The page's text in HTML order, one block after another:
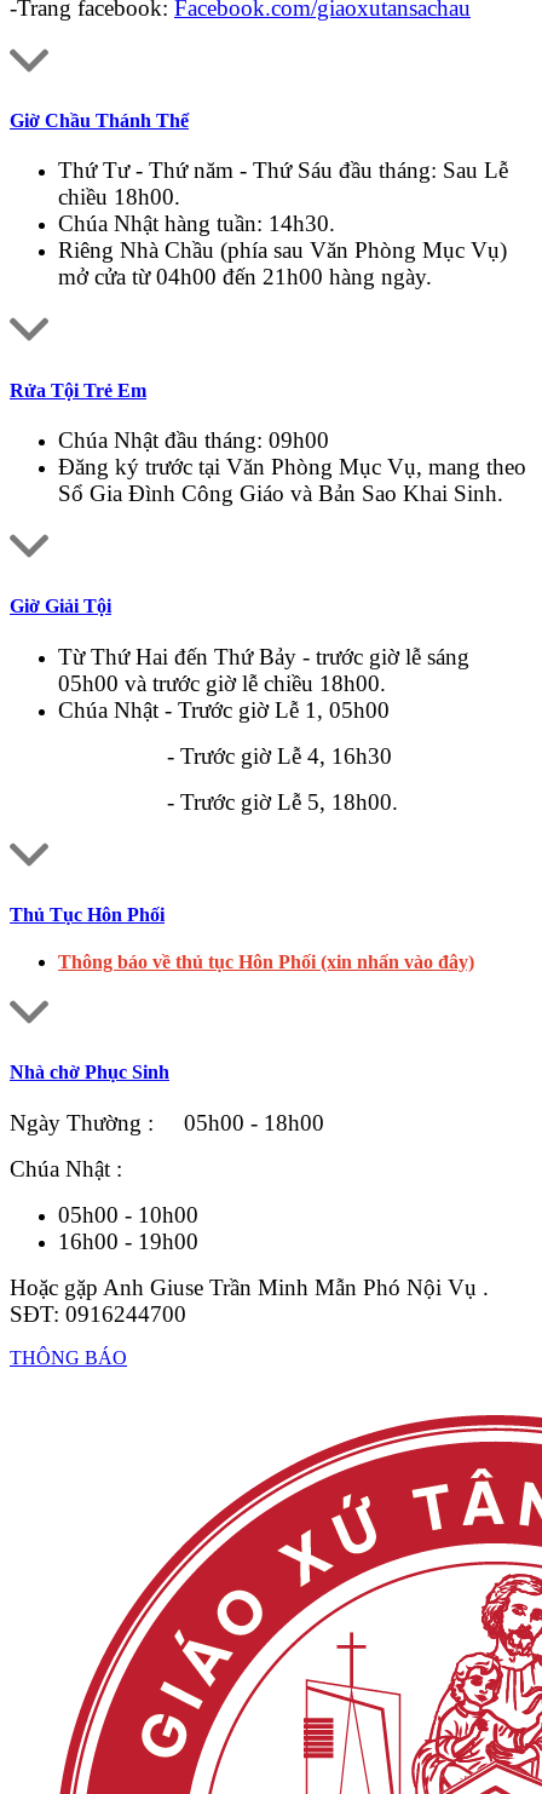
-Trang facebook: Facebook.com/giaoxutansachau
Giờ Chầu Thánh Thể
Thứ Tư - Thứ năm - Thứ Sáu đầu tháng: Sau Lễ
chiều 18h00.
Chúa Nhật hàng tuần: 14h30.
Riêng Nhà Chầu (phía sau Văn Phòng Mục Vụ)
mở cửa từ 04h00 đến 21h00 hàng ngày.
Rửa Tội Trẻ Em
Chúa Nhật đầu tháng: 09h00
Đăng ký trước tại Văn Phòng Mục Vụ, mang theo
Sổ Gia Đình Công Giáo và Bản Sao Khai Sinh.
Giờ Giải Tội
Từ Thứ Hai đến Thứ Bảy - trước giờ lễ sáng
05h00 và trước giờ lễ chiều 18h00.
Chúa Nhật - Trước giờ Lễ 1, 05h00
- Trước giờ Lễ 4, 16h30
- Trước giờ Lễ 5, 18h00.
Thủ Tục Hôn Phối
Thông báo về thủ tục Hôn Phối (xin nhấn vào đây)
Nhà chờ Phục Sinh
Ngày Thường : 05h00 - 18h00
Chúa Nhật :
05h00 - 10h00
16h00 - 19h00
Hoặc gặp Anh Giuse Trần Minh Mẫn Phó Nội Vụ .
SĐT: 0916244700
THÔNG BÁO